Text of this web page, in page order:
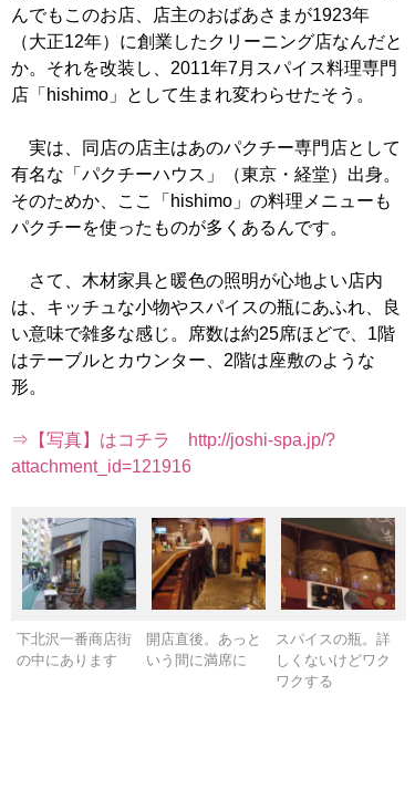
んでもこのお店、店主のおばあさまが1923年
（大正12年）に創業したクリーニング店なんだと
か。それを改装し、2011年7月スパイス料理専門
店「hishimo」として生まれ変わらせたそう。
実は、同店の店主はあのパクチー専門店として
有名な「パクチーハウス」（東京・経堂）出身。
そのためか、ここ「hishimo」の料理メニューも
パクチーを使ったものが多くあるんです。
さて、木材家具と暖色の照明が心地よい店内
は、キッチュな小物やスパイスの瓶にあふれ、良
い意味で雑多な感じ。席数は約25席ほどで、1階
はテーブルとカウンター、2階は座敷のような
形。
⇒【写真】はコチラ http://joshi-spa.jp/?
attachment_id=121916
下北沢一番商店街
の中にあります
開店直後。あっと
いう間に満席に
スパイスの瓶。詳
しくないけどワク
ワクする